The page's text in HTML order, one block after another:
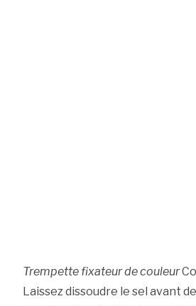
Trempette fixateur de couleur
Laissez dissoudre le sel avant